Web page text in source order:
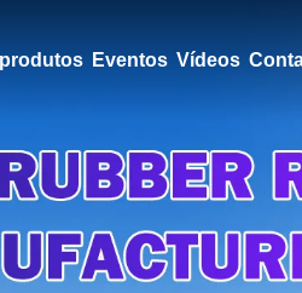
produtos Eventos Vídeos